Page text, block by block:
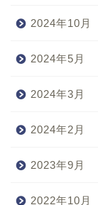
2024年10月
2024年5月
2024年3月
2024年2月
2023年9月
2022年10月